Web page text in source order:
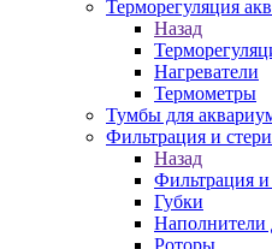
Терморегуляция
Назад
Нагреватели
Термометры
Тумбы для
Фильтрация и
Назад
Фильтрация и
Губки
Наполнители
Роторы